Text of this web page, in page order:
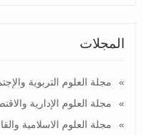
المجلات
مجلة العلوم التربوية
مجلة العلوم الإدارية
مجلة العلوم الاسلامية